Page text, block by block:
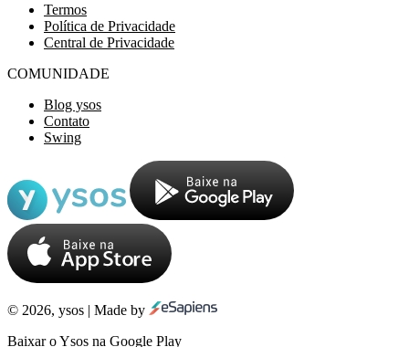
Termos
Política de Privacidade
Central de Privacidade
COMUNIDADE
Blog ysos
Contato
Swing
© 2026, ysos | Made by
Baixar o Ysos na Google Play